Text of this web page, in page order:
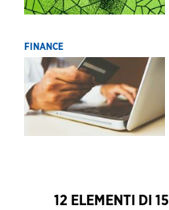
FINANCE
12 ELEMENTI DI 15